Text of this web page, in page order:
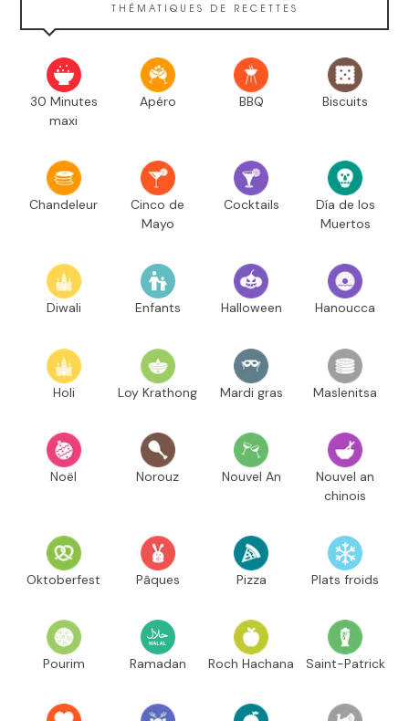
THÉMATIQUES DE RECETTES
30 Minutes
maxi
Apéro BBQ Biscuits
Chandeleur
Cinco de
Mayo
Cocktails
Día de los
Muertos
Diwali Enfants Halloween Hanoucca
Holi Loy Krathong Mardi gras Maslenitsa
Noël Norouz Nouvel An
Nouvel an
chinois
Oktoberfest Pâques Pizza Plats froids
Pourim Ramadan Roch Hachana Saint-Patrick